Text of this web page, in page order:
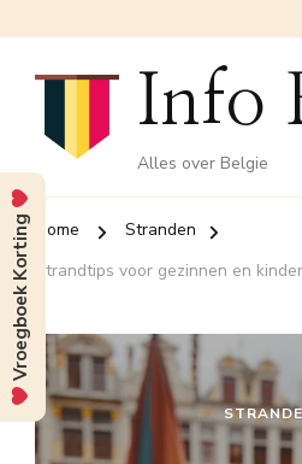
Info
Alles over Belgie
Home
Stranden
Strandtips voor gezinnen en
Vroegboek Korting